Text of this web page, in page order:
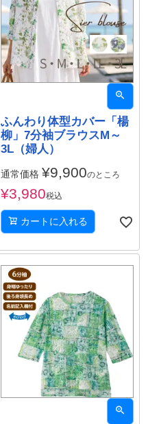
ふんわり体型カバー「楊
柳」7分袖ブラウスM～
3L（婦人）
通常価格 ¥9,900のところ
¥3,980税込
カートに入れる